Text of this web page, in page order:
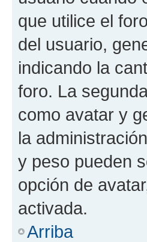
que utilice el
del usuario,
indicando la
foro. La
como avatar y
la
y peso pueden
opción de
activada.
Arriba